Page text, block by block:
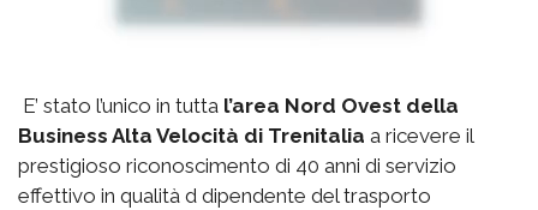
E’ stato l’unico in tutta l’area Nord Ovest della
Business Alta Velocità di Trenitalia a ricevere il
prestigioso riconoscimento di 40 anni di servizio
effettivo in qualità d dipendente del trasporto